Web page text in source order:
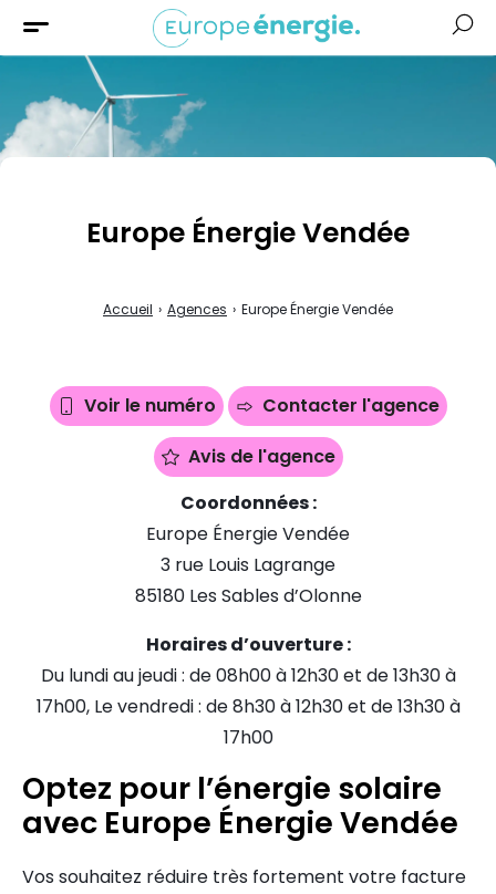
Europe Énergie Vendée
Accueil › Agences › Europe Énergie Vendée
Voir le numéro
Contacter l'agence
Avis de l'agence
Coordonnées :
Europe Énergie Vendée
3 rue Louis Lagrange
85180 Les Sables d’Olonne
Horaires d’ouverture :
Du lundi au jeudi : de 08h00 à 12h30 et de 13h30 à
17h00, Le vendredi : de 8h30 à 12h30 et de 13h30 à
17h00
Optez pour l’énergie solaire
avec Europe Énergie Vendée
Vos souhaitez réduire très fortement votre facture